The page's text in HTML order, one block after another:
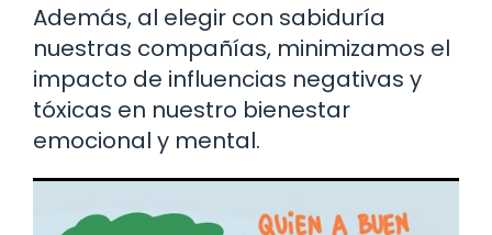
Además, al elegir con sabiduría
nuestras compañías, minimizamos el
impacto de influencias negativas y
tóxicas en nuestro bienestar
emocional y mental.